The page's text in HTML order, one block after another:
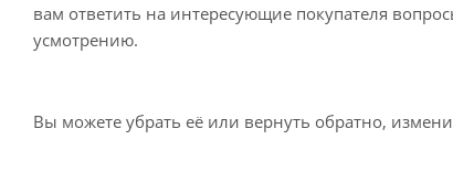
Доставка курьером СДЭК по России
вам ответить на интересующие покупателя
усмотрению.
Вы можете убрать её или вернуть обратно,